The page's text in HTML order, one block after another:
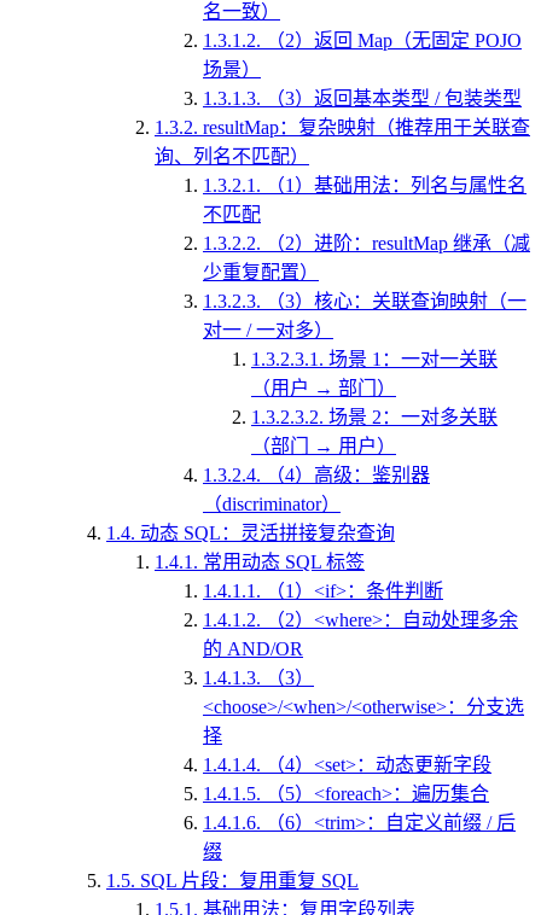
名一致）
1.3.1.2.
（2）返回 Map（无固定 POJO
场景）
1.3.1.3.
（3）返回基本类型 / 包装类型
1.3.2. resultMap：复杂映射（推荐用于关联查
询、列名不匹配）
1.3.2.1.
（1）基础用法：列名与属性名
不匹配
1.3.2.2.
（2）进阶：resultMap 继承（减
少重复配置）
1.3.2.3.
（3）核心：关联查询映射（一
对一 / 一对多）
1.3.2.3.1. 场景 1：一对一关联
（用户 → 部门）
1.3.2.3.2. 场景 2：一对多关联
（部门 → 用户）
1.3.2.4.
（4）高级：鉴别器
（discriminator）
1.4. 动态 SQL：灵活拼接复杂查询
1.4.1. 常用动态 SQL 标签
1.4.1.1.
（1）<if>：条件判断
1.4.1.2.
（2）<where>：自动处理多余
的 AND/OR
1.4.1.3.
（3）
<choose>/<when>/<otherwise>：分支选
择
1.4.1.4.
（4）<set>：动态更新字段
1.4.1.5.
（5）<foreach>：遍历集合
1.4.1.6.
（6）<trim>：自定义前缀 / 后
缀
1.5. SQL 片段：复用重复 SQL
1.5.1. 基础用法：复用字段列表